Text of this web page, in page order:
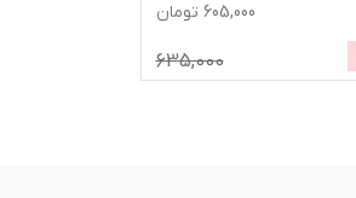
605,000 تومان
635,000